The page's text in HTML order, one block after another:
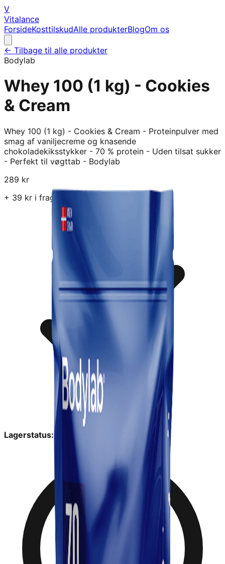
V
Vitalance
ForsideKosttilskudAlle produkterBlogOm os
← Tilbage til alle produkter
Bodylab
Whey 100 (1 kg) - Cookies
& Cream
Whey 100 (1 kg) - Cookies & Cream - Proteinpulver med
smag af vaniljecreme og knasende
chokoladekiksstykker - 70 % protein - Uden tilsat sukker
- Perfekt til vøgttab - Bodylab
289 kr
+ 39 kr i fragt
Lagerstatus: På lager